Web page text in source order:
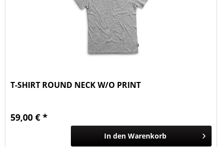
T-SHIRT ROUND NECK W/O PRINT
59,00 € *
In den Warenkorb